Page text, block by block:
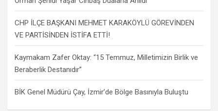
CHP İLÇE BAŞKANI MEHMET KARAKÖYLÜ GÖREVİNDEN
VE PARTİSİNDEN İSTİFA ETTİ!
Kaymakam Zafer Oktay: “15 Temmuz, Milletimizin Birlik ve
Beraberlik Destanıdır”
BİK Genel Müdürü Çay, İzmir’de Bölge Basınıyla Buluştu